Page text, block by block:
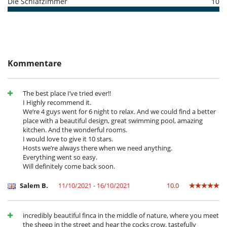
Gemüsegarten
Für Ihren Komfort und Ihr Wohlbefinden
Kamin
Privatparkplatz
Ventilator
Wohnzimmer
Kinder
Kinder willkommen
Kinderbett
Backofen
Kaffeemaschine
Kühlschrank
Mikrowelle
Kommentare
The best place I’ve tried ever!!
I Highly recommend it.
We’re 4 guys went for 6 night to relax. And we could find a better
place with a beautiful design, great swimming pool, amazing
kitchen. And the wonderful rooms.
I would love to give it 10 stars.
Hosts we’re always there when we need anything.
Everything went so easy.
Will definitely come back soon.
Salem B. 11/10/2021 - 16/10/2021 10.0
incredibly beautiful finca in the middle of nature, where you meet
the sheep in the street and hear the cocks crow. tastefully